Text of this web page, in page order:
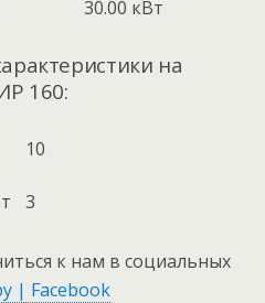
30.00 кВт
на
160:
10
3
к нам в социальных
| Facebook